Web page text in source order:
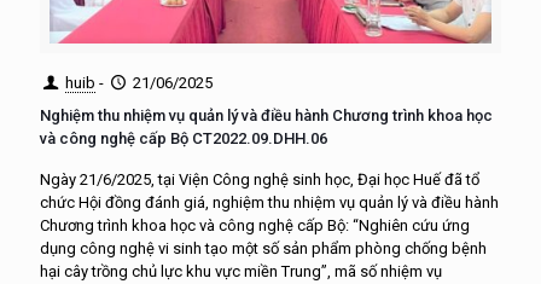
huib -
21/06/2025
Nghiệm thu nhiệm vụ quản lý và điều hành Chương trình khoa học
và công nghệ cấp Bộ CT2022.09.DHH.06
Ngày 21/6/2025, tại Viện Công nghệ sinh học, Đại học Huế đã tổ
chức Hội đồng đánh giá, nghiệm thu nhiệm vụ quản lý và điều hành
Chương trình khoa học và công nghệ cấp Bộ: “Nghiên cứu ứng
dụng công nghệ vi sinh tạo một số sản phẩm phòng chống bệnh
hại cây trồng chủ lực khu vực miền Trung”, mã số nhiệm vụ